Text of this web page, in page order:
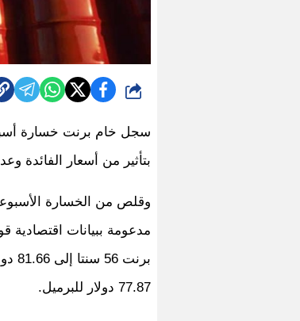
شارك
بتأثير من أسعار الفائدة
وقلص من الخسارة
مدعومة ببيانات اقتصادية
77.87 دولار للبرميل.